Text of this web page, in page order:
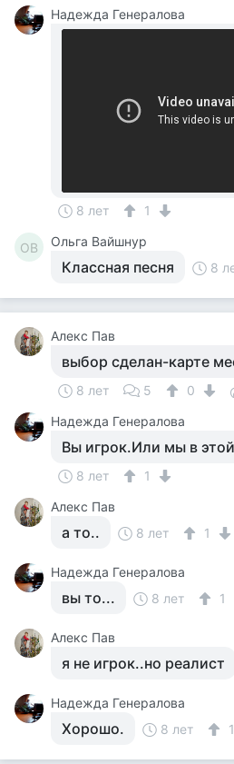
Надежда Генералова
8 лет 1
ОВ Ольга Вайшнур
Классная песня 8
Алекс Пав
выбор сделан-карте
8 лет 5
0
Надежда Генералова
Вы игрок.Или мы в
8 лет
1
Алекс Пав
а то.. 8 лет 1
Надежда Генералова
вы то... 8 лет 1
Алекс Пав
я не игрок..но реалист
Надежда Генералова
Хорошо. 8 лет 1